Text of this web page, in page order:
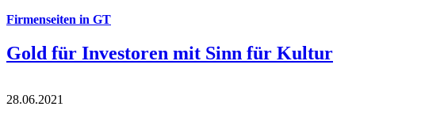
Firmenseiten in GT
Gold für Investoren mit Sinn für Kultur
28.06.2021